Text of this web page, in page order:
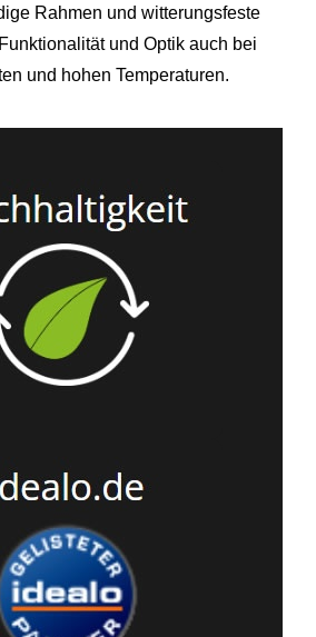
Rahmen und witterungsfeste
und Optik auch bei
und hohen Temperaturen.